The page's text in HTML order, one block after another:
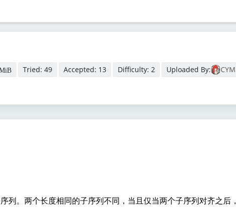
Tried: 49 Accepted: 13 Difficulty: 2 Uploaded By:
列。两个长度相同的子序列不同，当且仅当两个子序列对齐之后